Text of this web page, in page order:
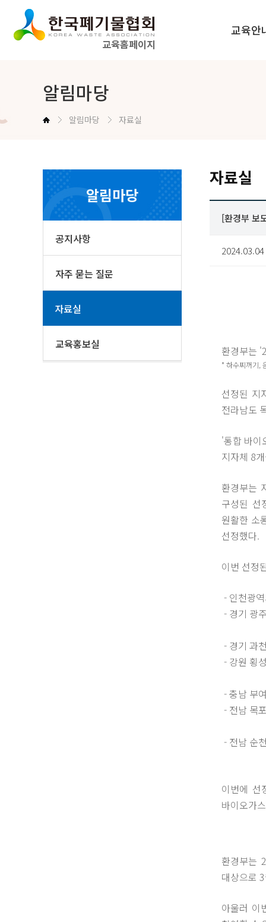
교육홈페이지
교육안
알림마당
알림마당 자료실
알림마당
공지사항
자주 묻는 질문
자료실
교육홍보실
자료실
[환경부 보
2024.03.04
환경부는
* 하수찌꺼기,
선정된
전라남도
'통합 바이
지자체 8
환경부는
구성된 선
원활한 소
선정했다.
이번 선정
- 인천광
- 경기 광
공
- 경기 과
- 강원 횡
에
- 충남 부
- 전남 목
(슬러
- 전남 순
도시가
이번에 선
바이오가
환경부는
대상으로
아울러 이